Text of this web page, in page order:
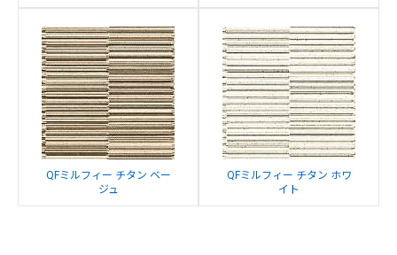
QFミルフィー チタン ベー
ジュ
QFミルフィー チタン ホワ
イト